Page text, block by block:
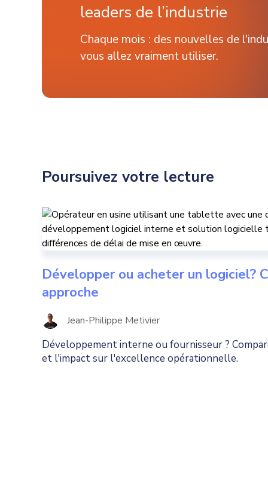
leaders de l’industrie
Chaque mois : des nouvelles de
vous allez vraiment utiliser.
Poursuivez votre lecture
Développer ou acheter un logiciel?
approche
Jean-Philippe Metivier
Développement interne ou fournisseur ?
et l'impact sur l'excellence opérationnelle.